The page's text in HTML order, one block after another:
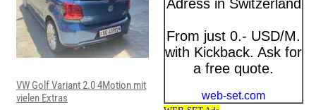
VW Golf Variant 2.0 4Motion mit
vielen Extras